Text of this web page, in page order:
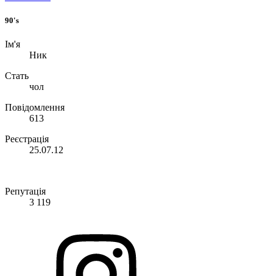
90's
Ім'я
Ник
Стать
чол
Повідомлення
613
Реєстрація
25.07.12
Репутація
3 119